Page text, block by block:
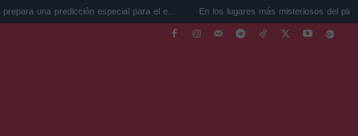
especial para el e... En los lugares más misteriosos del planeta: Stoneh...